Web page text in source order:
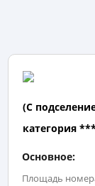
(С
категория
Основное:
Площадь